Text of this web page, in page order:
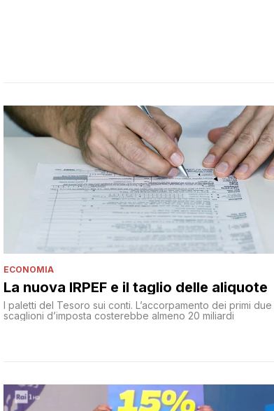
ECONOMIA
La nuova IRPEF e il taglio delle aliquote
I paletti del Tesoro sui conti. L’accorpamento dei primi due
scaglioni d’imposta costerebbe almeno 20 miliardi